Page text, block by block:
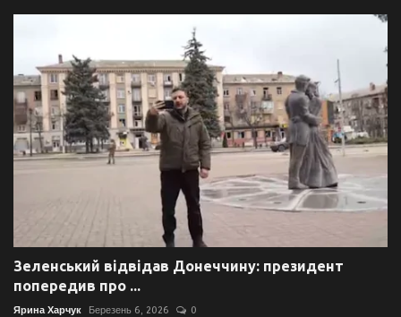
Зеленський відвідав Донеччину: президент
попередив про ...
Ярина Харчук Березень 6, 2026 0